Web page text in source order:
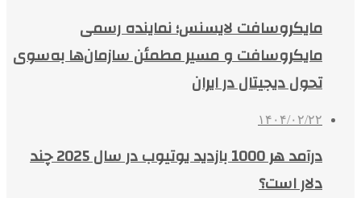
مایکروسافت لایسنس؛ نماینده رسمی
مایکروسافت و مسیر مطمئن سازمان‌ها به‌سوی
تحول دیجیتال در ایران
۱۴۰۴/۰۲/۲۲
درآمد هر 1000 بازدید یوتیوب در سال 2025 چند
دلار است؟